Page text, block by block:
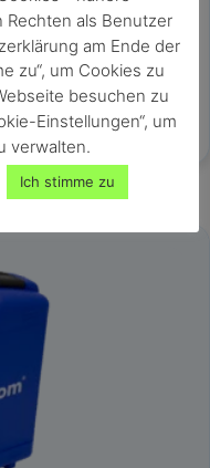
für humimeter
Zellulose,
div. Holzsorten
möglich
humimeter GF2
als Benutzer
am Ende der
zu“, um Cookies zu
besuchen zu
Einstellungen“, um
verwalten.
Ich stimme zu